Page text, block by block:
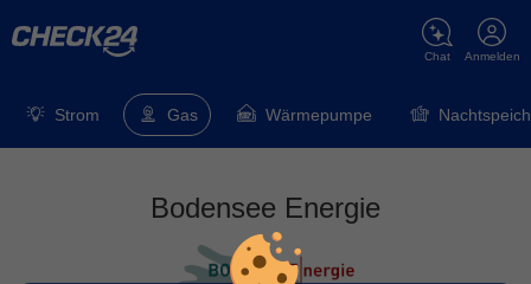
Anmelden
Chat
Strom Gas Wärmepumpe
Bodensee Energie